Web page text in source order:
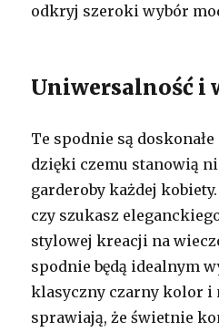
odkryj szeroki wybór
Uniwersalność i
Te spodnie są
dzięki czemu stanowią
garderoby każdej
czy szukasz
stylowej kreacji na
spodnie będą idealnym
klasyczny czarny kolor i
sprawiają, że świetnie